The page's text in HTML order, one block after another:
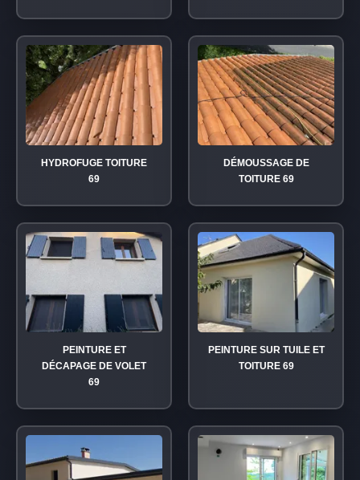
HYDROFUGE TOITURE
69
DÉMOUSSAGE DE
TOITURE 69
PEINTURE ET
DÉCAPAGE DE VOLET
69
PEINTURE SUR TUILE ET
TOITURE 69